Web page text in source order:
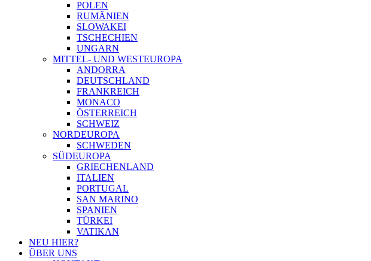
POLEN
RUMÄNIEN
SLOWAKEI
TSCHECHIEN
UNGARN
MITTEL- UND WESTEUROPA
ANDORRA
DEUTSCHLAND
FRANKREICH
MONACO
ÖSTERREICH
SCHWEIZ
NORDEUROPA
SCHWEDEN
SÜDEUROPA
GRIECHENLAND
ITALIEN
PORTUGAL
SAN MARINO
SPANIEN
TÜRKEI
VATIKAN
NEU HIER?
ÜBER UNS